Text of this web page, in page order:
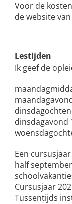
Voor de
de website van
Lestijden
Ik geef de
dinsdagavond
Een
half
Cursusjaar
Tussentijds